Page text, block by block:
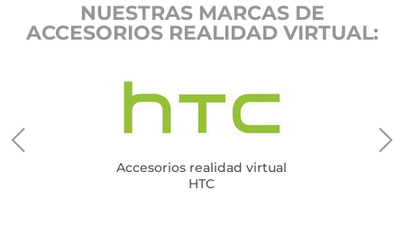
NUESTRAS MARCAS DE
ACCESORIOS REALIDAD VIRTUAL:
Accesorios realidad virtual
HTC